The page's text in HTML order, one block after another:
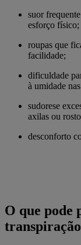
suor
esforço físico;
roupas que
facilidade;
dificuldade
à umidade
sudorese
axilas ou
desconforto
O que pode